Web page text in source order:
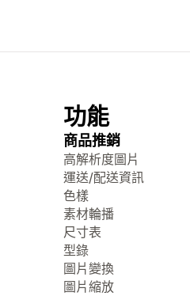
功能
商品推銷
高解析度圖片
運送/配送資訊
色樣
素材輪播
尺寸表
型錄
圖片變換
圖片縮放